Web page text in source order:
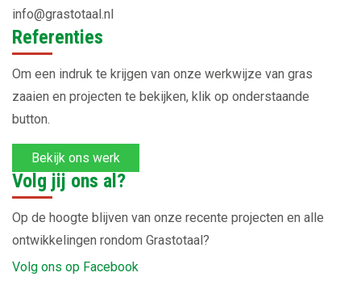
info@grastotaal.nl
Referenties
Om een indruk te krijgen van onze werkwijze van gras
zaaien en projecten te bekijken, klik op onderstaande
button.
Bekijk ons werk
Volg jij ons al?
Op de hoogte blijven van onze recente projecten en alle
ontwikkelingen rondom Grastotaal?
Volg ons op Facebook